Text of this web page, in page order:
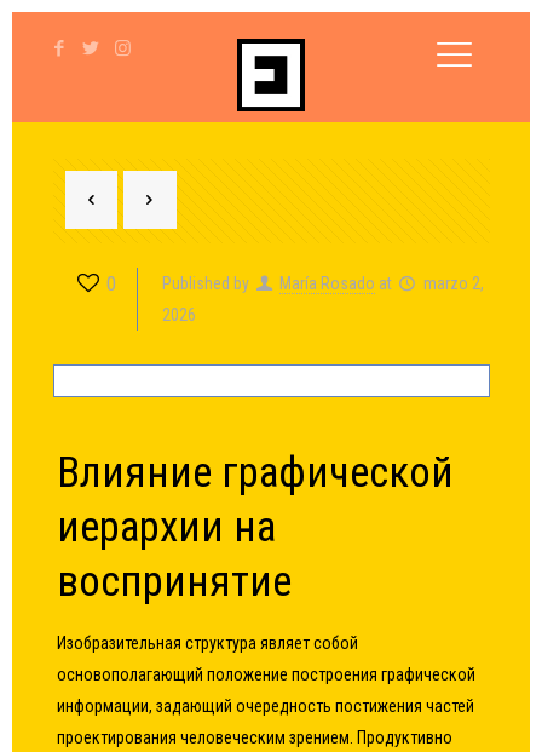
0 Published by María Rosado at
marzo 2,
2026
Влияние графической
иерархии на
воспринятие
Изобразительная структура являет собой
основополагающий положение построения графической
информации, задающий очередность постижения частей
проектирования человеческим зрением. Продуктивно